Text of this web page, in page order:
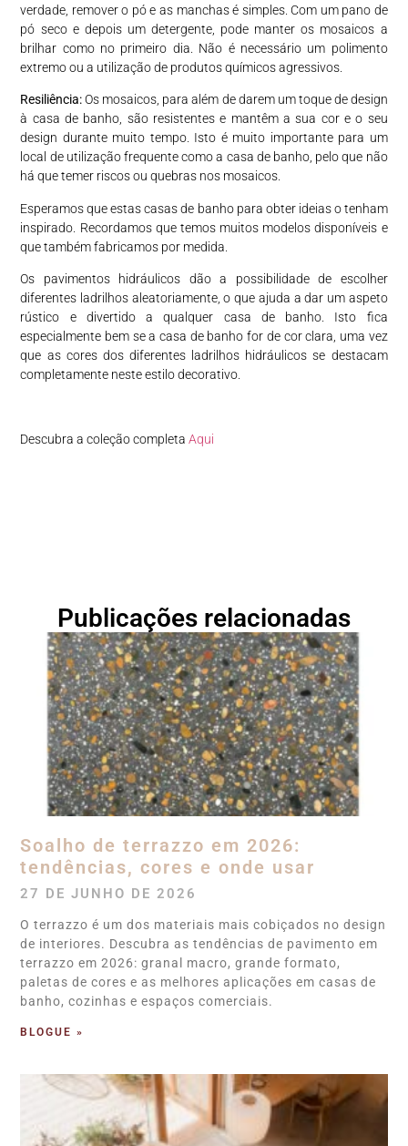
verdade, remover o pó e as manchas é simples. Com um pano de
pó seco e depois um detergente, pode manter os mosaicos a
brilhar como no primeiro dia. Não é necessário um polimento
extremo ou a utilização de produtos químicos agressivos.
Resiliência:Os mosaicos, para além de darem um toque de design
à casa de banho, são resistentes e mantêm a sua cor e o seu
design durante muito tempo. Isto é muito importante para um
local de utilização frequente como a casa de banho, pelo que não
há que temer riscos ou quebras nos mosaicos.
Esperamos que estas casas de banho para obter ideias o tenham
inspirado. Recordamos que temos muitos modelos disponíveis e
que também fabricamos por medida.
Os pavimentos hidráulicos dão a possibilidade de escolher
diferentes ladrilhos aleatoriamente, o que ajuda a dar um aspeto
rústico e divertido a qualquer casa de banho. Isto fica
especialmente bem se a casa de banho for de cor clara, uma vez
que as cores dos diferentes ladrilhos hidráulicos se destacam
completamente neste estilo decorativo.
Descubra a coleção completa Aqui
Publicações relacionadas
Soalho de terrazzo em 2026:
tendências, cores e onde usar
27 DE JUNHO DE 2026
O terrazzo é um dos materiais mais cobiçados no design
de interiores. Descubra as tendências de pavimento em
terrazzo em 2026: granal macro, grande formato,
paletas de cores e as melhores aplicações em casas de
banho, cozinhas e espaços comerciais.
BLOGUE »